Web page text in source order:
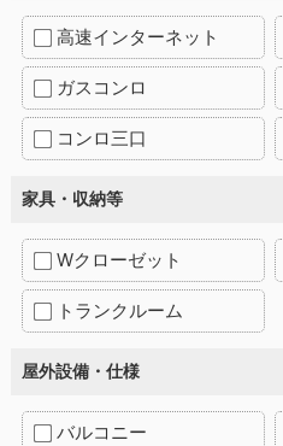
高速インターネット
ガスコンロ
コンロ三口
家具・収納等
Wクローゼット
トランクルーム
屋外設備・仕様
バルコニー